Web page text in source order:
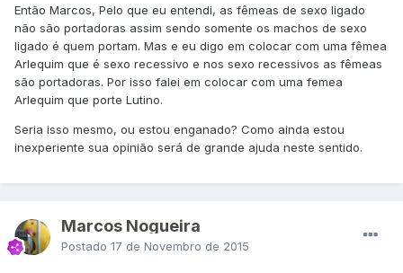
Então Marcos, Pelo que eu entendi, as fêmeas de sexo ligado
não são portadoras assim sendo somente os machos de sexo
ligado é quem portam. Mas e eu digo em colocar com uma fêmea
Arlequim que é sexo recessivo e nos sexo recessivos as fêmeas
são portadoras. Por isso falei em colocar com uma femea
Arlequim que porte Lutino.
Seria isso mesmo, ou estou enganado? Como ainda estou
inexperiente sua opinião será de grande ajuda neste sentido.
Marcos Nogueira
Postado 17 de Novembro de 2015